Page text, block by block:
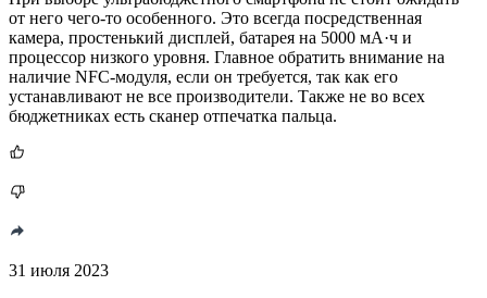
от него чего-то особенного. Это всегда посредственная
камера, простенький дисплей, батарея на 5000 мА·ч и
процессор низкого уровня. Главное обратить внимание на
наличие NFC-модуля, если он требуется, так как его
устанавливают не все производители. Также не во всех
бюджетниках есть сканер отпечатка пальца.
31 июля 2023